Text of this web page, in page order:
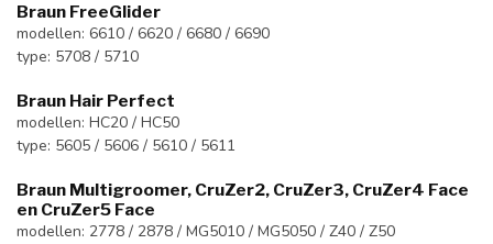
Braun FreeGlider
modellen: 6610 / 6620 / 6680 / 6690
type: 5708 / 5710
Braun Hair Perfect
modellen: HC20 / HC50
type: 5605 / 5606 / 5610 / 5611
Braun Multigroomer, CruZer2, CruZer3, CruZer4 Face
en CruZer5 Face
modellen: 2778 / 2878 / MG5010 / MG5050 / Z40 / Z50